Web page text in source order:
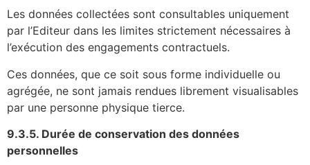
Les données collectées sont consultables uniquement
par l’Editeur dans les limites strictement nécessaires à
l’exécution des engagements contractuels.
Ces données, que ce soit sous forme individuelle ou
agrégée, ne sont jamais rendues librement visualisables
par une personne physique tierce.
9.3.5. Durée de conservation des données
personnelles